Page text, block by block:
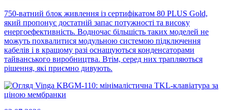
750-ватний блок живлення із сертифікатом 80 PLUS Gold,
який пропонує достатній запас потужності та високу
енергоефективність. Водночас більшість таких моделей не
можуть похвалитися модульною системою підключення
кабелів і в кращому разі оснащуються конденсаторами
тайванського виробництва. Втім, серед них трапляються
рішення, які приємно дивують.